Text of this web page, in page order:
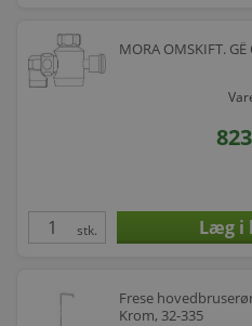
MORA OMSKIFT.
stk.
Frese
Krom, 32-335